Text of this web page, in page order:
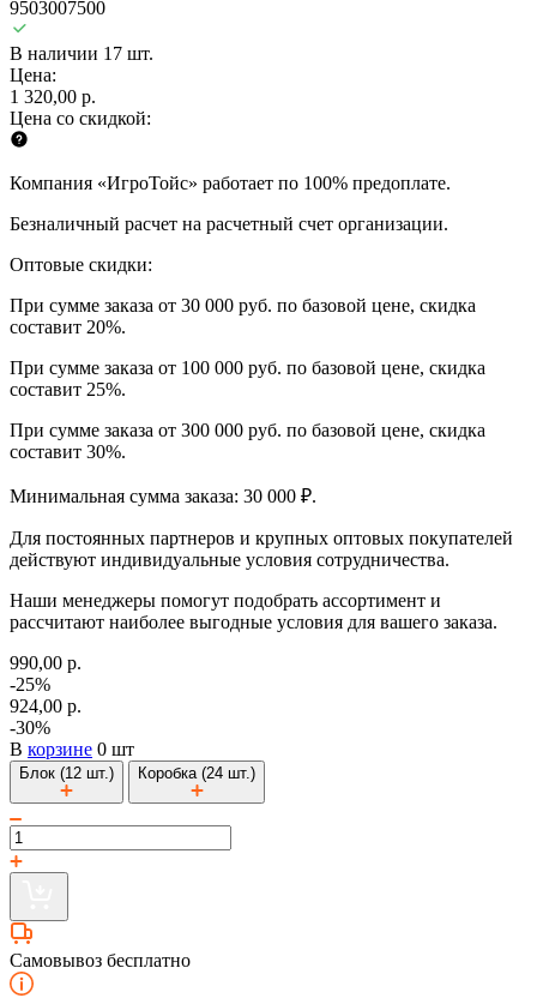
9503007500
В наличии 17 шт.
Цена:
1 320,00 р.
Цена со скидкой:
Компания «ИгроТойс» работает по 100% предоплате.
Безналичный расчет на расчетный счет организации.
Оптовые скидки:
При сумме заказа от 30 000 руб. по базовой цене, скидка
составит 20%.
При сумме заказа от 100 000 руб. по базовой цене, скидка
составит 25%.
При сумме заказа от 300 000 руб. по базовой цене, скидка
составит 30%.
Минимальная сумма заказа: 30 000 ₽.
Для постоянных партнеров и крупных оптовых покупателей
действуют индивидуальные условия сотрудничества.
Наши менеджеры помогут подобрать ассортимент и
рассчитают наиболее выгодные условия для вашего заказа.
990,00 р.
-25%
924,00 р.
-30%
В корзине 0 шт
Блок (12 шт.) Коробка (24 шт.)
Самовывоз бесплатно